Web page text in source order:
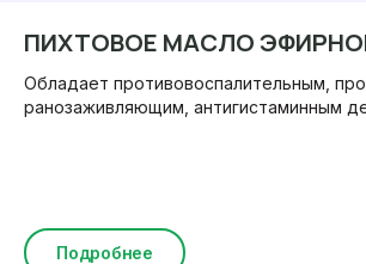
ПИХТОВОЕ МАСЛО
Обладает противовоспалительным,
ранозаживляющим, антигистаминным
Подробнее